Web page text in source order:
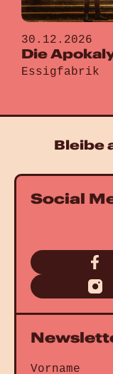
30.12.2026
Die
Essigfabrik
Gehe zu
Bleibe
Social
Vorname